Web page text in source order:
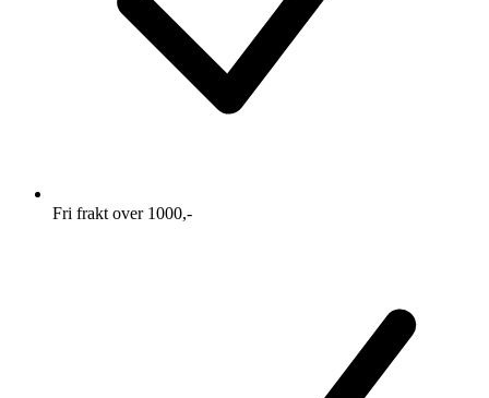
Fri frakt over 1000,-